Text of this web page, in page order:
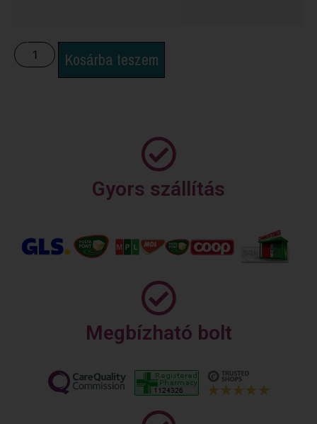
Kosárba teszem
Gyors szállítás
Megbízható bolt